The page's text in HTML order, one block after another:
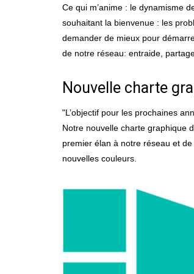
Ce qui m’anime : le dynamisme
souhaitant la bienvenue : les
demander de mieux pour
de notre réseau: entraide,
Nouvelle charte
"L’objectif pour les prochaines
Notre nouvelle charte graphique
premier élan à notre réseau et
nouvelles couleurs.